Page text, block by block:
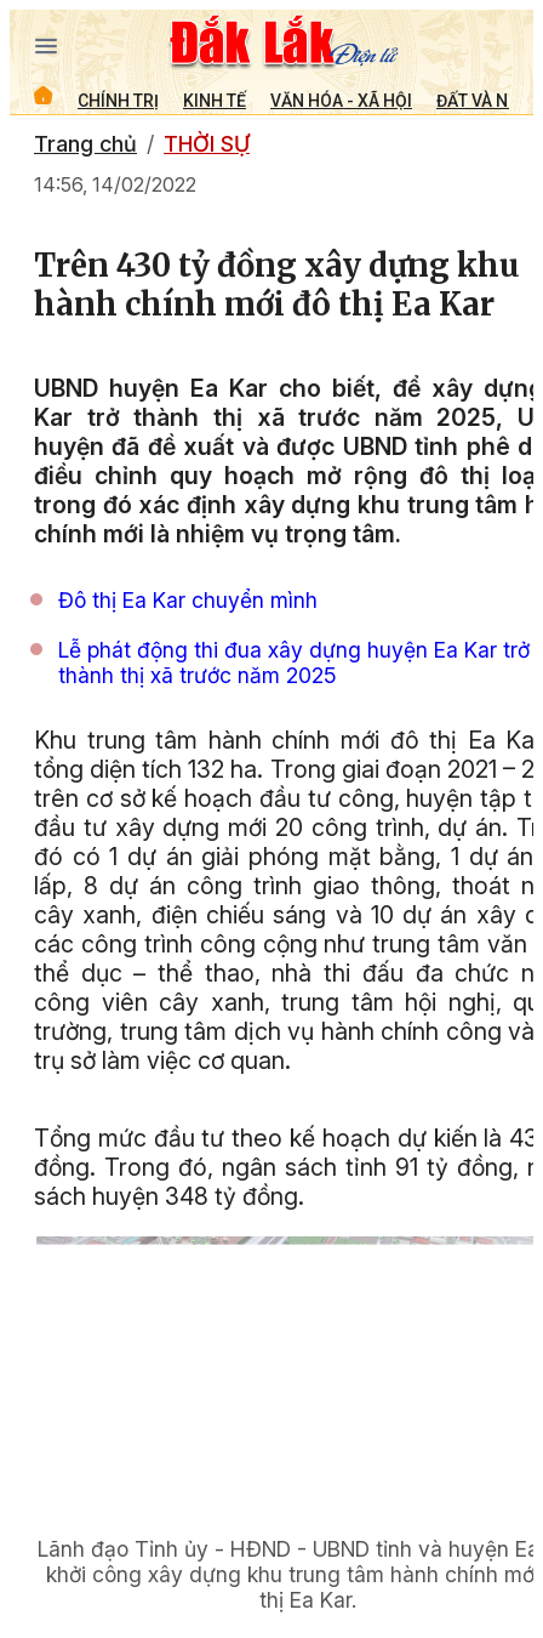
CHÍNH TRỊ KINH TẾ VĂN HÓA - XÃ HỘI ĐẤT VÀ
Trang chủ THỜI SỰ
14:56, 14/02/2022
Trên 430 tỷ đồng xây dựng khu
hành chính mới đô thị Ea Kar
UBND huyện Ea Kar cho biết, để xây
Kar trở thành thị xã trước năm 2025,
huyện đã đề xuất và được UBND tỉnh phê
điều chỉnh quy hoạch mở rộng đô thị
trong đó xác định xây dựng khu trung tâm
chính mới là nhiệm vụ trọng tâm.
Đô thị Ea Kar chuyển mình
Lễ phát động thi đua xây dựng huyện Ea Kar trở
thành thị xã trước năm 2025
Khu trung tâm hành chính mới đô thị Ea
tổng diện tích 132 ha. Trong giai đoạn 2021 –
trên cơ sở kế hoạch đầu tư công, huyện tập
đầu tư xây dựng mới 20 công trình, dự án.
đó có 1 dự án giải phóng mặt bằng, 1 dự án
lấp, 8 dự án công trình giao thông, thoát
cây xanh, điện chiếu sáng và 10 dự án xây
các công trình công cộng như trung tâm văn
thể dục – thể thao, nhà thi đấu đa chức
công viên cây xanh, trung tâm hội nghị,
trường, trung tâm dịch vụ hành chính công và
trụ sở làm việc cơ quan.
Tổng mức đầu tư theo kế hoạch dự kiến là
đồng. Trong đó, ngân sách tỉnh 91 tỷ đồng,
sách huyện 348 tỷ đồng.
Lãnh đạo Tỉnh ủy - HĐND - UBND tỉnh và huyện Ea
khởi công xây dựng khu trung tâm hành chính
thị Ea Kar.